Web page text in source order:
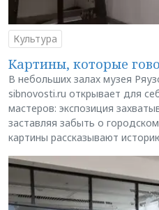
Культура
Картины, которые
В небольших залах музея
sibnovosti.ru открывает для
мастеров: экспозиция
заставляя забыть о
картины рассказывают